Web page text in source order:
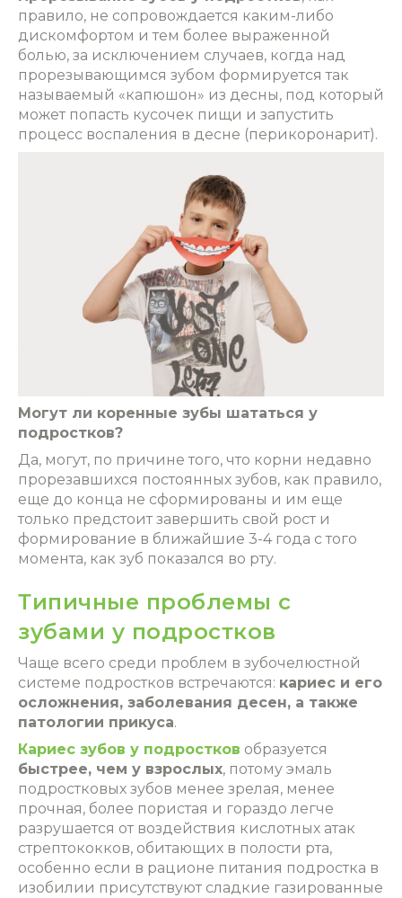
правило, не сопровождается каким-либо
дискомфортом и тем более выраженной
болью, за исключением случаев, когда над
прорезывающимся зубом формируется так
называемый «капюшон»‎ из десны, под который
может попасть кусочек пищи и запустить
процесс воспаления в десне (перикоронарит).
Могут ли коренные зубы шататься у
подростков?
Да, могут, по причине того, что корни недавно
прорезавшихся постоянных зубов, как правило,
еще до конца не сформированы и им еще
только предстоит завершить свой рост и
формирование в ближайшие 3-4 года с того
момента, как зуб показался во рту.
Типичные проблемы с
зубами у подростков
Чаще всего среди проблем в зубочелюстной
системе подростков встречаются: кариес и его
осложнения, заболевания десен, а также
патологии прикуса.
Кариес зубов у подростков образуется
быстрее, чем у взрослых, потому эмаль
подростковых зубов менее зрелая, менее
прочная, более пористая и гораздо легче
разрушается от воздействия кислотных атак
стрептококков, обитающих в полости рта,
особенно если в рационе питания подростка в
изобилии присутствуют сладкие газированные